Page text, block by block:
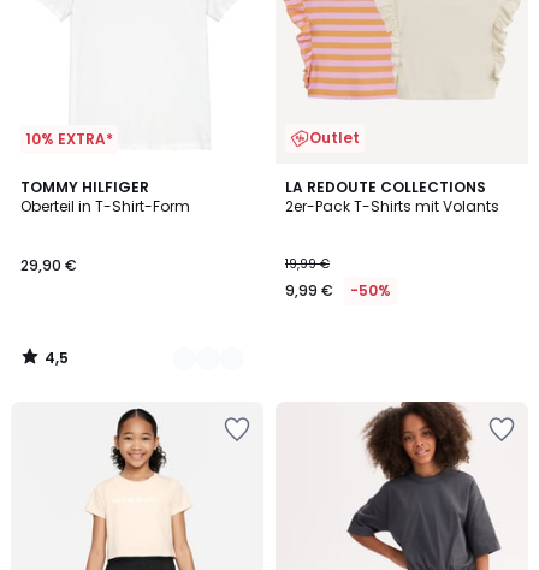
10% EXTRA*
TOMMY HILFIGER
Oberteil in T-Shirt-Form
29,90 €
4,5
/ 5
4
Farben
4,5
/
Outlet
LA REDOUTE COLLECTIONS
2er-Pack T-Shirts mit Volants
19,99 €
9,99 € -50%